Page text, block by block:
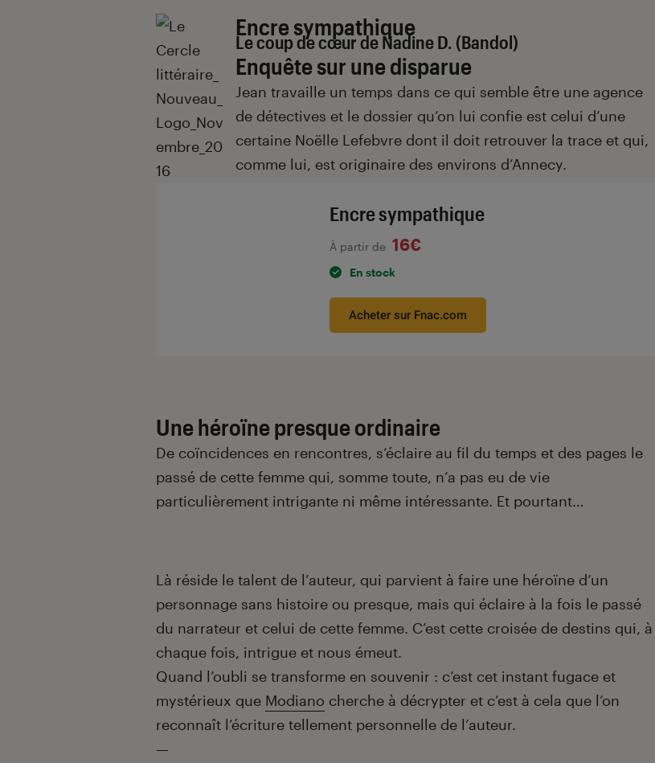
IntroductionEncre sympathique
Le coup de cœur de Nadine D. (Bandol)
Enquête sur une disparue
Jean travaille un temps dans ce qui semble être une agence
de détectives et le dossier qu’on lui confie est celui d’une
certaine Noëlle Lefebvre dont il doit retrouver la trace et qui,
comme lui, est originaire des environs d’Annecy.
Encre sympathique
À partir de 16€
En stock
Acheter sur Fnac.com
Une héroïne presque ordinaire
De coïncidences en rencontres, s’éclaire au fil du temps et des pages le
passé de cette femme qui, somme toute, n’a pas eu de vie
particulièrement intrigante ni même intéressante. Et pourtant…
Là réside le talent de l’auteur, qui parvient à faire une héroïne d’un
personnage sans histoire ou presque, mais qui éclaire à la fois le passé
du narrateur et celui de cette femme. C’est cette croisée de destins qui, à
chaque fois, intrigue et nous émeut.
Quand l’oubli se transforme en souvenir : c’est cet instant fugace et
mystérieux que Modiano cherche à décrypter et c’est à cela que l’on
reconnaît l’écriture tellement personnelle de l’auteur.
—